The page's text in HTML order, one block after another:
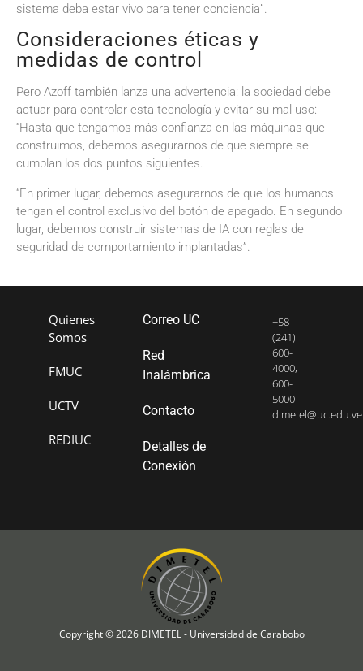
sistema deba estar vivo para tener conciencia”.
Consideraciones éticas y
medidas de control
Pero Azoff también lanza una advertencia: la sociedad debe
actuar para controlar esta tecnología y evitar su mal uso:
“Hasta que tengamos más confianza en las máquinas que
construimos, debemos asegurarnos de que siempre se
cumplan los dos puntos siguientes.
“En primer lugar, debemos asegurarnos de que los humanos
tengan el control exclusivo del botón de apagado. En segundo
lugar, debemos construir sistemas de IA con reglas de
seguridad de comportamiento implantadas”.
Quienes
Somos
FMUC
UCTV
REDIUC
Correo UC
Red
Inalámbrica
Contacto
Detalles de
Conexión
+58
(241)
600-
4000,
600-
5000
dimetel@uc.edu.ve
Copyright © 2026 DIMETEL - Universidad de Carabobo